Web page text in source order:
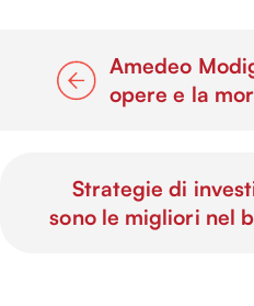
Amedeo
opere e la
Strategie di
sono le migliori nel